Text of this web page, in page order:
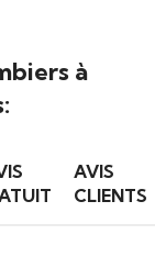
à
AVIS
CLIENTS